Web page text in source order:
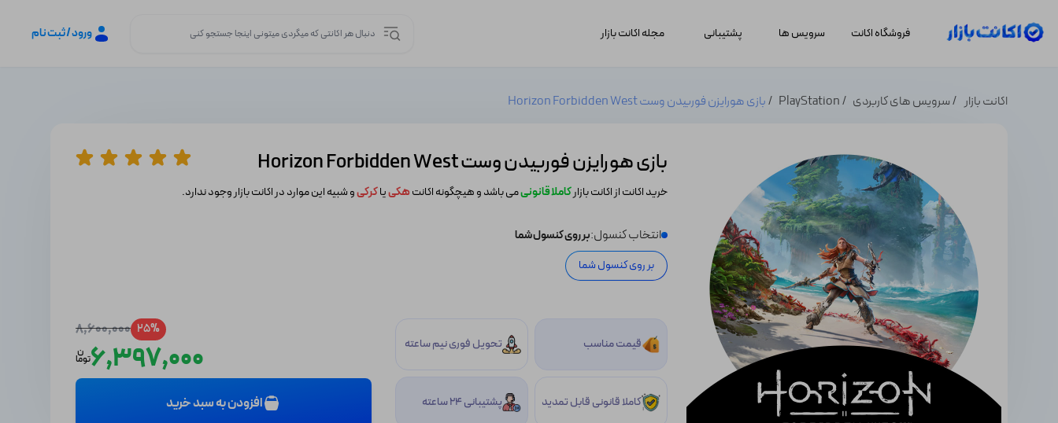
فروشگاه اکانت سرویس ها پشتیبانی مجله اکانت بازار ورود / ثبت نام
اکانت بازار سرویس های کاربردی PlayStation بازی هورایزن فوربیدن وست Horizon Forbidden West
بازی هورایزن فوربیدن وست Horizon Forbidden West
خرید اکانت از اکانت بازارکاملا قانونیمی باشد و هیچگونه اکانتهکییاکرکیو شبیه این موارد در اکانت بازار وجود ندارد.
انتخاب کنسول:بر روی کنسول شما
بر روی کنسول شما
قیمت مناسب تحویل فوری نیم ساعته
کاملا قانونی قابل تمدید پشتیبانی 24 ساعته
25%
8,600,000
6,397,000توما
ن
افزودن به سبد خرید